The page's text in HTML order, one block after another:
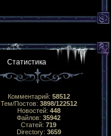
Статистика
Комментарий: 58512
Тем/Постов: 3898/122512
Новостей: 448
Файлов: 35942
Статей: 719
Directory: 3659